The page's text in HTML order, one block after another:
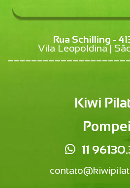
Rua Schilling -
Vila Leopoldina |
Kiwi
11